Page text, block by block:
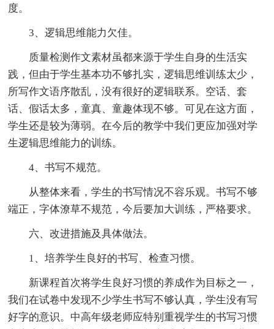
度。
3、逻辑思维能力欠佳。
质量检测作文素材虽都来源于学生自身的生活实
践，但由于学生基本功不够扎实，逻辑思维训练太少，
所写作文语序散乱，没有很好的逻辑联系。空话、套
话、假话太多，童真、童趣体现不够。可见在这方面，
学生还是较为薄弱。在今后的教学中我们更应加强对学
生逻辑思维能力的训练。
4、书写不规范。
从整体来看，学生的书写情况不容乐观。书写不够
端正，字体潦草不规范，今后要加大训练，严格要求。
六、改进措施及具体做法。
1、培养学生良好的书写、检查习惯。
新课程首次将学生良好习惯的养成作为目标之一，
我们在试卷中发现不少学生书写不够认真，学生没有写
好字的意识。中高年级老师应特别重视学生的书写习惯